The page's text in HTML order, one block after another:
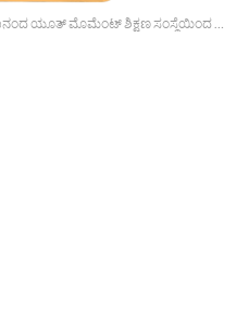
ಶಿಕ್ಷಣ ಸಂಸ್ಥೆಯಿಂದ ಲ್ಯಾಪ್‌ ಟಾಪ್—ಪ್ರೊಜೆಕ್ಟರ್ ವಿತರಣೆ